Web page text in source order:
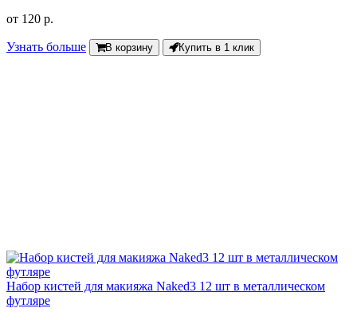
от 120 р.
Узнать больше В корзину Купить в 1 клик
Набор кистей для макияжа Naked3 12 шт в металлическом
футляре